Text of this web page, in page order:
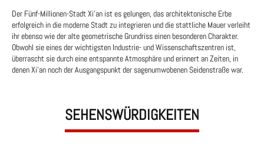
Der Fünf-Millionen-Stadt Xi’an ist es gelungen, das architektonische Erbe
erfolgreich in die moderne Stadt zu integrieren und die stattliche Mauer verleiht
ihr ebenso wie der alte geometrische Grundriss einen besonderen Charakter.
Obwohl sie eines der wichtigsten Industrie- und Wissenschaftszentren ist,
überrascht sie durch eine entspannte Atmosphäre und erinnert an Zeiten, in
denen Xi’an noch der Ausgangspunkt der sagenumwobenen Seidenstraße war.
SEHENSWÜRDIGKEITEN